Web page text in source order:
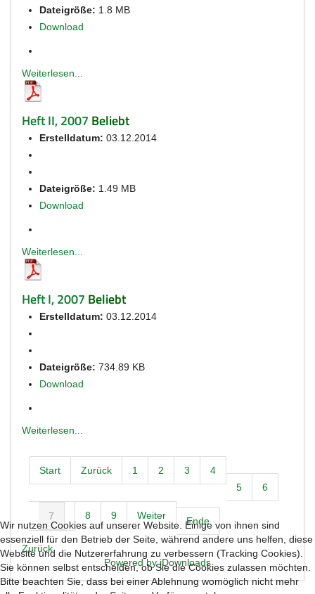
Dateigröße: 1.8 MB
Download
Weiterlesen...
Heft II, 2007 Beliebt
Erstelldatum: 03.12.2014
Dateigröße: 1.49 MB
Download
Weiterlesen...
Heft I, 2007 Beliebt
Erstelldatum: 03.12.2014
Dateigröße: 734.89 KB
Download
Weiterlesen...
Start Zurück 1 2 3
4
5
6
7 8 9 Weiter Ende
Zurück
Powered by jDownloads
Wir nutzen Cookies auf unserer Website. Einige von ihnen sind
essenziell für den Betrieb der Seite, während andere uns helfen, diese
Website und die Nutzererfahrung zu verbessern (Tracking Cookies).
Sie können selbst entscheiden, ob Sie die Cookies zulassen möchten.
Bitte beachten Sie, dass bei einer Ablehnung womöglich nicht mehr